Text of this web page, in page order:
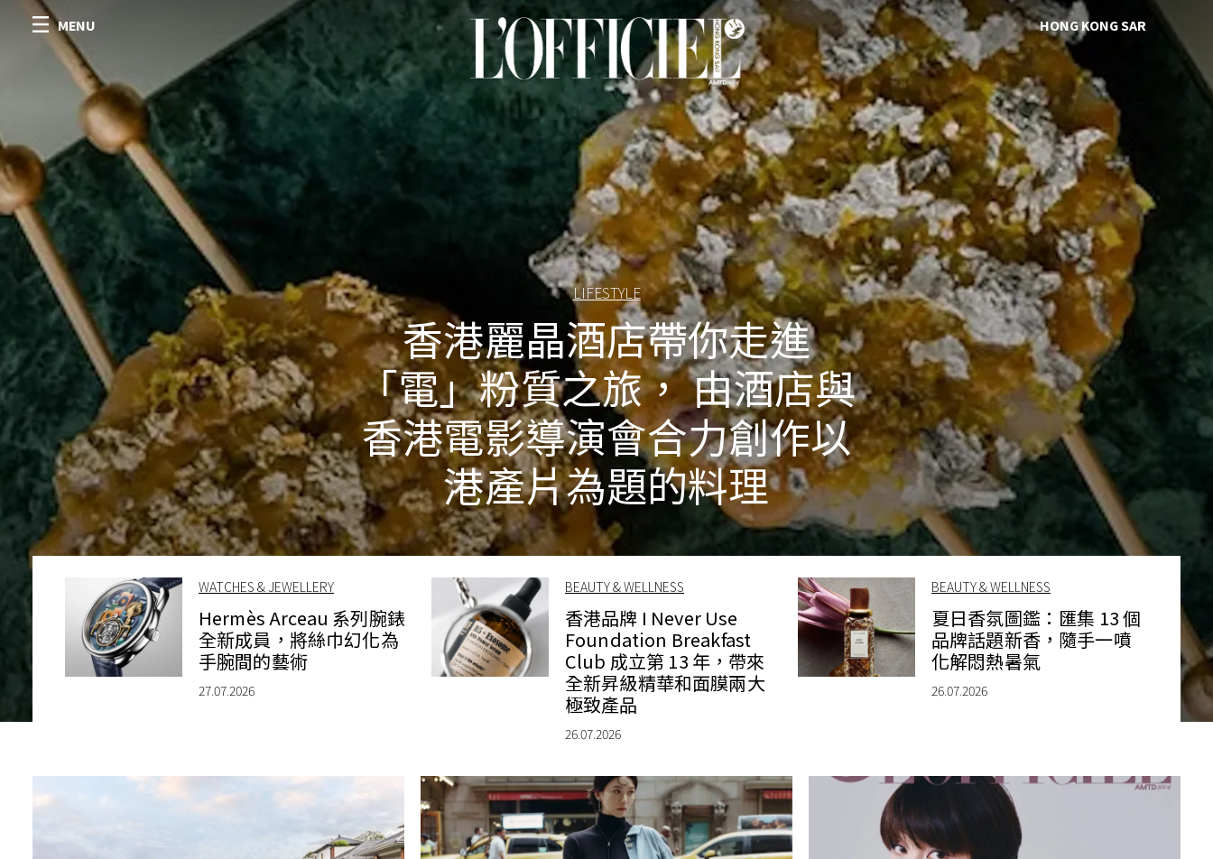
MENU HONG KONG SAR
LIFESTYLE
香港麗晶酒店帶你走進
「電」粉質之旅， 由酒店與
香港電影導演會合力創作以
港產片為題的料理
WATCHES & JEWELLERY
Hermès Arceau 系列腕錶
全新成員，將絲巾幻化為
手腕間的藝術
27.07.2026
BEAUTY & WELLNESS
香港品牌 I Never Use
Foundation Breakfast
Club 成立第 13 年，帶來
全新昇級精華和面膜兩大
極致產品
26.07.2026
BEAUTY & WELLNESS
夏日香氛圖鑑：匯集 13 個
品牌話題新香，隨手一噴
化解悶熱暑氣
26.07.2026